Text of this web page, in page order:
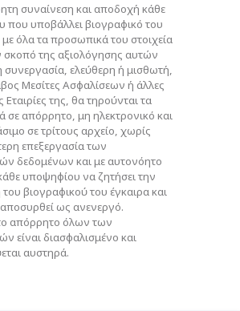
συναίνεση και αποδοχή κάθε
που υποβάλλει βιογραφικό του
όλα τα προσωπικά του στοιχεία
σκοπό της αξιολόγησης αυτών
συνεργασία, ελεύθερη ή μισθωτή,
Μεσίτες Ασφαλίσεων ή άλλες
Εταιρίες της, θα τηρούνται τα
σε απόρρητο, μη ηλεκτρονικό και
σε τρίτους αρχείο, χωρίς
επεξεργασία των
δεδομένων και με αυτονόητο
υποψηφίου να ζητήσει την
βιογραφικού του έγκαιρα και
ως ανενεργό.
απόρρητο όλων των
είναι διασφαλισμένο και
αυστηρά.